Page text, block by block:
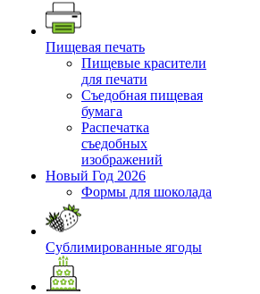
Пищевая печать
Пищевые красители
для печати
Съедобная пищевая
бумага
Распечатка
съедобных
изображений
Новый Год 2026
Формы для шоколада
Сублимированные ягоды